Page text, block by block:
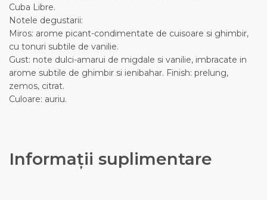
Cuba Libre.
Notele degustarii:
Miros: arome picant-condimentate de cuisoare si ghimbir,
cu tonuri subtile de vanilie.
Gust: note dulci-amarui de migdale si vanilie, imbracate in
arome subtile de ghimbir si ienibahar. Finish: prelung,
zemos, citrat.
Culoare: auriu.
Informații suplimentare